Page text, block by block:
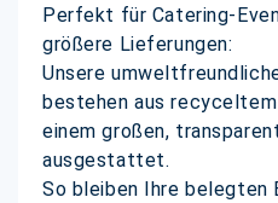
Perfekt für Catering-
größere Lieferungen:
Unsere
bestehen aus
einem großen,
ausgestattet.
So bleiben Ihre belegten